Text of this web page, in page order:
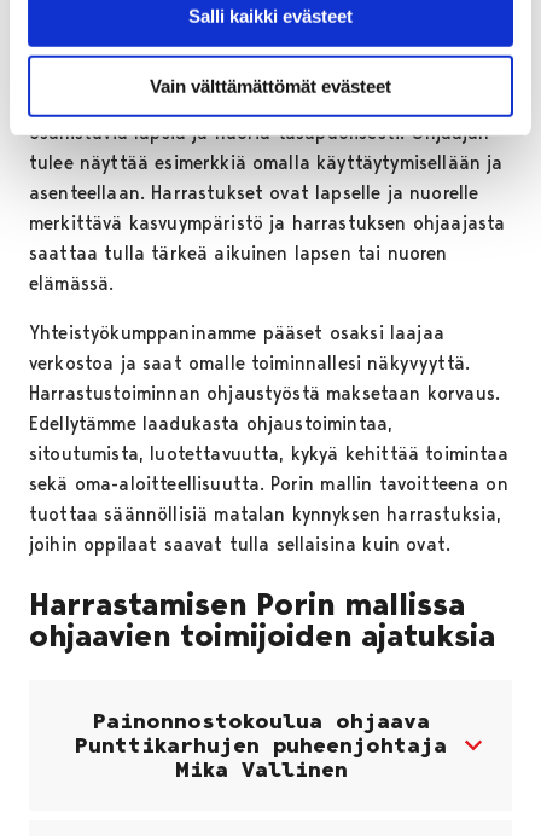
Salli kaikki evästeet
Vain välttämättömät evästeet
omia valintojaan ja muuttamaan niitä tarvittaessa.
osallistuvia lapsia ja nuoria tasapuolisesti. Ohjaajan
tulee näyttää esimerkkiä omalla käyttäytymisellään ja
asenteellaan. Harrastukset ovat lapselle ja nuorelle
merkittävä kasvuympäristö ja harrastuksen ohjaajasta
saattaa tulla tärkeä aikuinen lapsen tai nuoren
elämässä.
Yhteistyökumppaninamme pääset osaksi laajaa
verkostoa ja saat omalle toiminnallesi näkyvyyttä.
Harrastustoiminnan ohjaustyöstä maksetaan korvaus.
Edellytämme laadukasta ohjaustoimintaa,
sitoutumista, luotettavuutta, kykyä kehittää toimintaa
sekä oma-aloitteellisuutta. Porin mallin tavoitteena on
tuottaa säännöllisiä matalan kynnyksen harrastuksia,
joihin oppilaat saavat tulla sellaisina kuin ovat.
Harrastamisen Porin mallissa
ohjaavien toimijoiden ajatuksia
Painonnostokoulua ohjaava
Punttikarhujen puheenjohtaja
Mika Vallinen